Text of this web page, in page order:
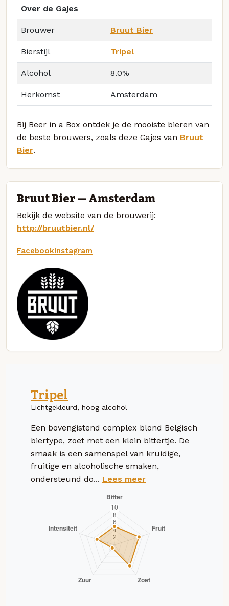
Over de Gajes
Brouwer Bruut Bier
Bierstijl Tripel
Alcohol 8.0%
Herkomst Amsterdam
Bij Beer in a Box ontdek je de mooiste bieren van
de beste brouwers, zoals deze Gajes van Bruut
Bier.
Bruut Bier — Amsterdam
Bekijk de website van de brouwerij:
http://bruutbier.nl/
FacebookInstagram
Tripel
Lichtgekleurd, hoog alcohol
Een bovengistend complex blond Belgisch
biertype, zoet met een klein bittertje. De
smaak is een samenspel van kruidige,
fruitige en alcoholische smaken,
ondersteund do... Lees meer